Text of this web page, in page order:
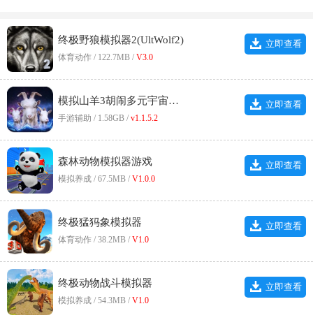
终极野狼模拟器2(UltWolf2)
体育动作 / 122.7MB / V3.0
立即查看
模拟山羊3胡闹多元宇宙中文版
手游辅助 / 1.58GB / v1.1.5.2
立即查看
森林动物模拟器游戏
模拟养成 / 67.5MB / V1.0.0
立即查看
终极猛犸象模拟器
体育动作 / 38.2MB / V1.0
立即查看
终极动物战斗模拟器
模拟养成 / 54.3MB / V1.0
立即查看